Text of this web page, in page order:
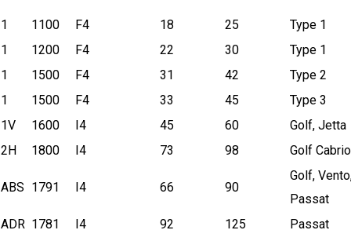
1 1100 F4 18 25
Type 1
1
1200 F4 22 30
Type 1
1
1500 F4 31 42
Type 2
1
1500 F4 33 45
Type 3
1V
1600 I4 45 60
Golf, Jetta
2H
1800 I4 73 98 Golf Cabrio
ABS 1791 I4 66 90
Golf,
Passat
ADR 1781 I4 92 125
Passat